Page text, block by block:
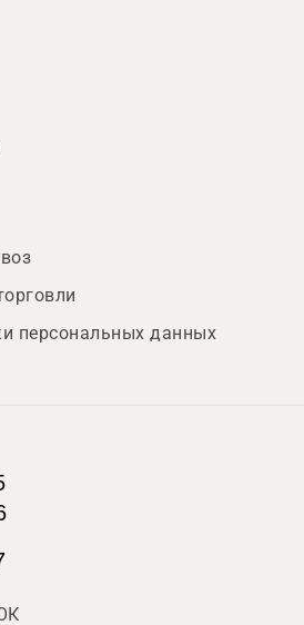
персональных данных